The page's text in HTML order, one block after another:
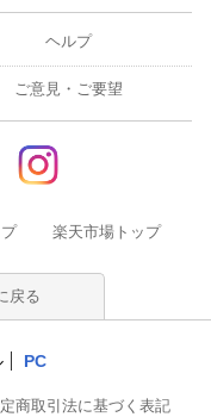
ヘルプ
ご意見・ご要望
楽天市場トップ
戻る
PC
商取引法に基づく表記